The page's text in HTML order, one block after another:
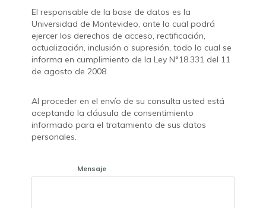
El responsable de la base de datos es la
Universidad de Montevideo, ante la cual podrá
ejercer los derechos de acceso, rectificación,
actualización, inclusión o supresión, todo lo cual se
informa en cumplimiento de la Ley N°18.331 del 11
de agosto de 2008.
Al proceder en el envío de su consulta usted está
aceptando la cláusula de consentimiento
informado para el tratamiento de sus datos
personales.
Mensaje